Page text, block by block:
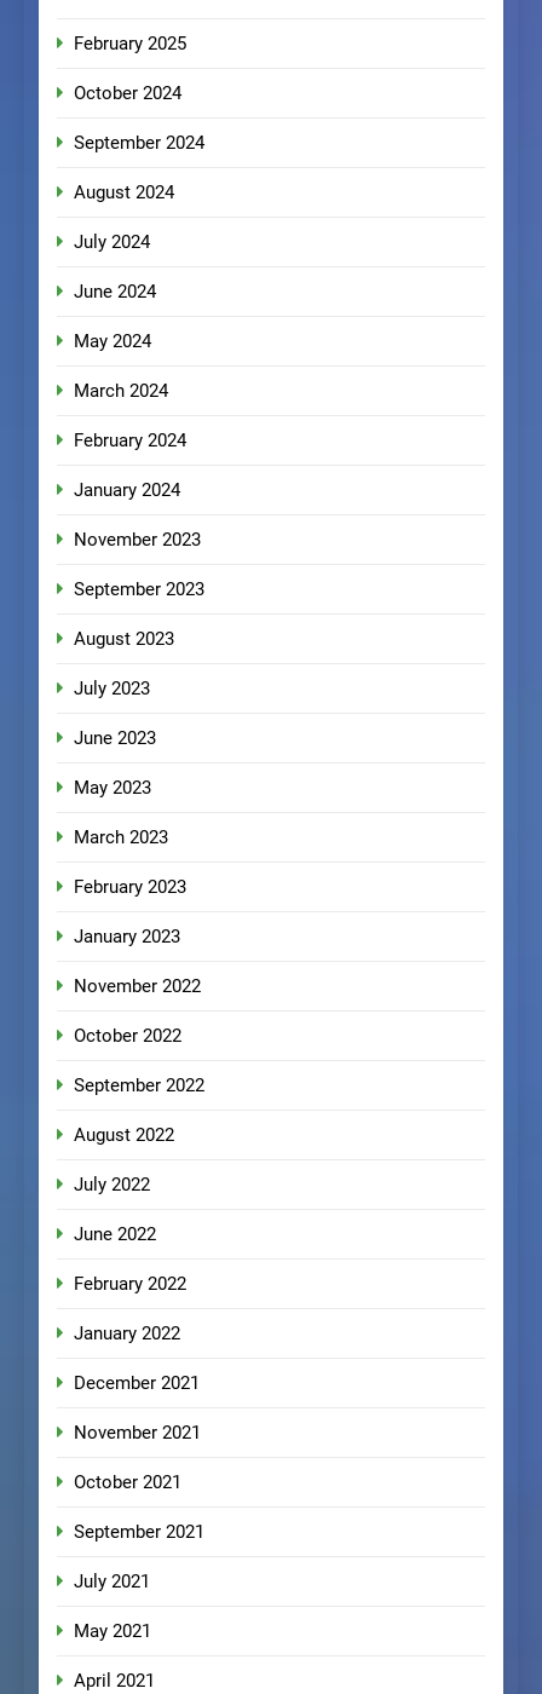
February 2025
October 2024
September 2024
August 2024
July 2024
June 2024
May 2024
March 2024
February 2024
January 2024
November 2023
September 2023
August 2023
July 2023
June 2023
May 2023
March 2023
February 2023
January 2023
November 2022
October 2022
September 2022
August 2022
July 2022
June 2022
February 2022
January 2022
December 2021
November 2021
October 2021
September 2021
July 2021
May 2021
April 2021